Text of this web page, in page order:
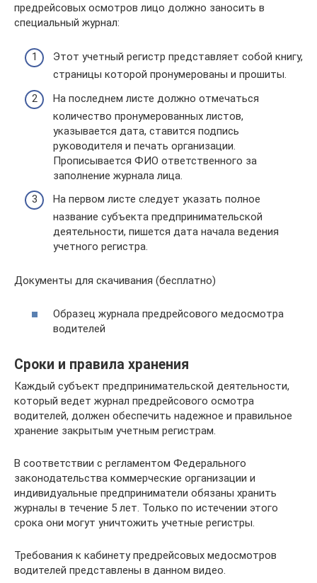
предрейсовых осмотров лицо должно заносить в
специальный журнал:
Этот учетный регистр представляет собой книгу,
страницы которой пронумерованы и прошиты.
На последнем листе должно отмечаться
количество пронумерованных листов,
указывается дата, ставится подпись
руководителя и печать организации.
Прописывается ФИО ответственного за
заполнение журнала лица.
На первом листе следует указать полное
название субъекта предпринимательской
деятельности, пишется дата начала ведения
учетного регистра.
Документы для скачивания (бесплатно)
Образец журнала предрейсового медосмотра
водителей
Сроки и правила хранения
Каждый субъект предпринимательской деятельности,
который ведет журнал предрейсового осмотра
водителей, должен обеспечить надежное и правильное
хранение закрытым учетным регистрам.
В соответствии с регламентом Федерального
законодательства коммерческие организации и
индивидуальные предприниматели обязаны хранить
журналы в течение 5 лет. Только по истечении этого
срока они могут уничтожить учетные регистры.
Требования к кабинету предрейсовых медосмотров
водителей представлены в данном видео.